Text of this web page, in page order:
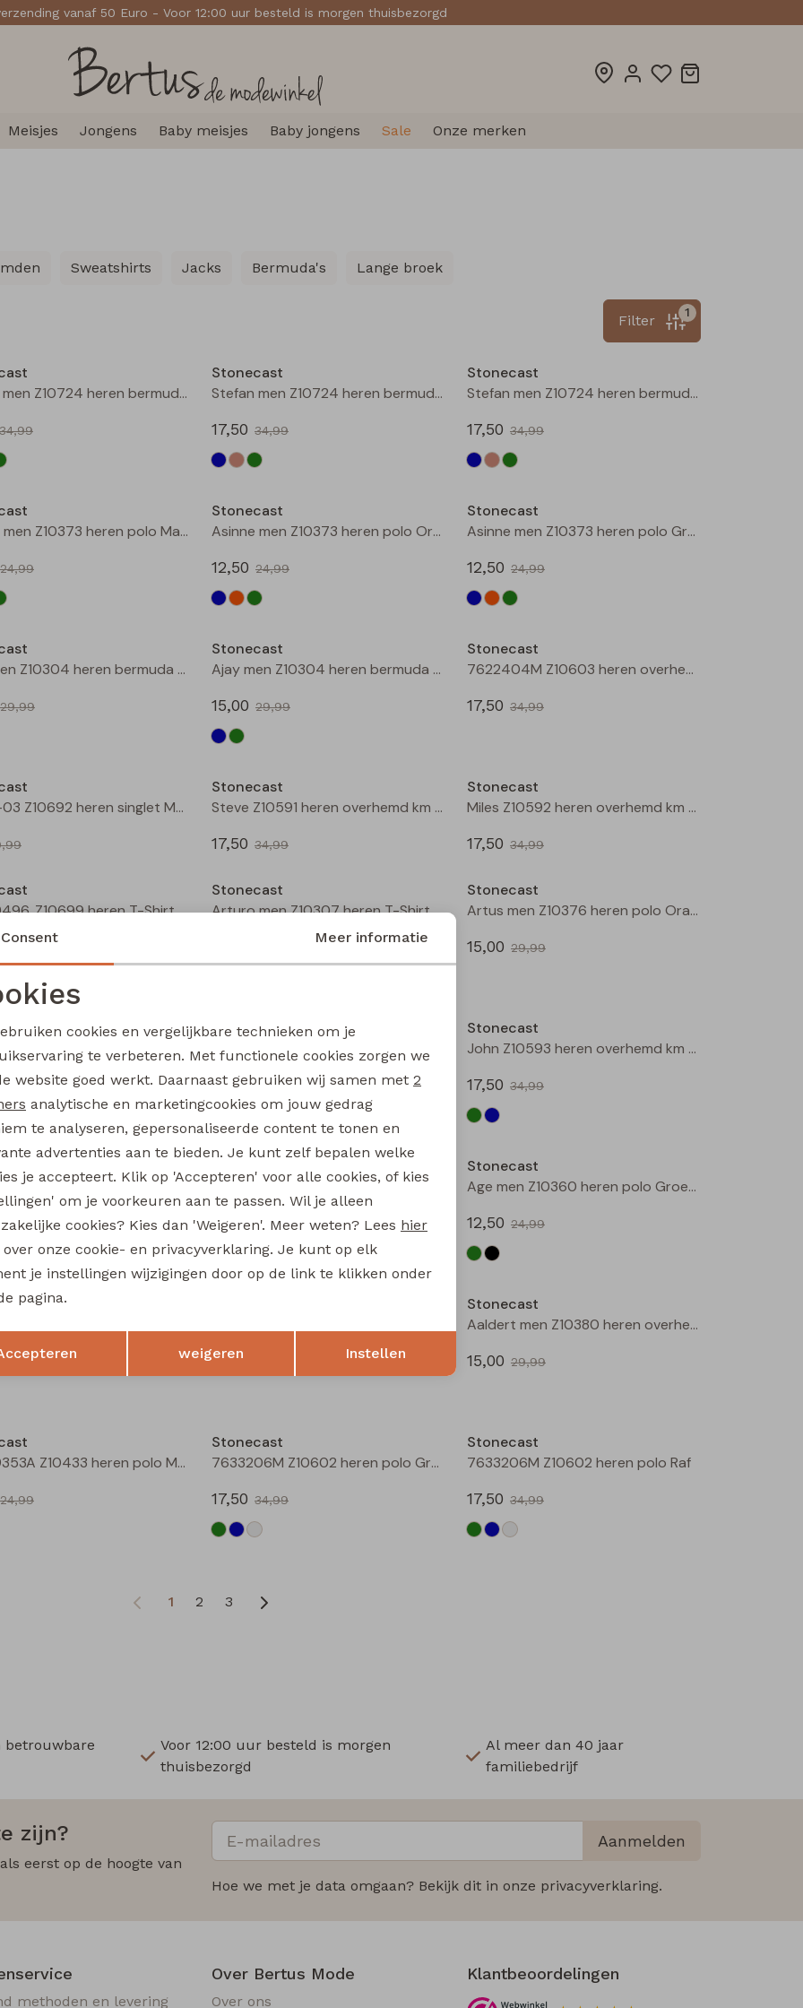
vanaf 50 Euro - Voor 12:00 uur besteld is morgen thuisbezorgd
Meisjes Jongens Baby meisjes Baby jongens Sale Onze merken
Sweatshirts Jacks Bermuda's Lange broek
1
Filter
Stefan men Z10724 heren bermuda Greyblue
34,99
Stonecast
Stefan men Z10724 heren bermuda Zand
17,50 34,99
Stonecast
Stefan men Z10724 heren bermuda Army
17,50 34,99
Asinne men Z10373 heren polo Marine
24,99
Stonecast
Asinne men Z10373 heren polo Oranje
12,50 24,99
Stonecast
Asinne men Z10373 heren polo Groen
12,50 24,99
Ajay men Z10304 heren bermuda Marine
29,99
Stonecast
Ajay men Z10304 heren bermuda Groen donker
15,00 29,99
Stonecast
7622404M Z10603 heren overhemd km Marine
17,50 34,99
M61SL-03 Z10692 heren singlet Marine
Stonecast
Steve Z10591 heren overhemd km Blauw
17,50 34,99
Stonecast
Miles Z10592 heren overhemd km Marine
17,50 34,99
MT-49496. Z10699 heren T-Shirt km raf/jeans
Stonecast
Arturo men Z10307 heren T-Shirt km Raf
Stonecast
Artus men Z10376 heren polo Oranje
15,00 29,99
69,99
Stonecast
17,50 34,99
Stonecast
John Z10593 heren overhemd km Marine
17,50 34,99
Sale
Mitch Z10594 heren overhemd km Marine
34,99
17,50 34,99
Stonecast
Age men Z10360 heren polo Groen mos
12,50 24,99
Sale
29,99
Sale
15,00
Stonecast
Aaldert men Z10380 heren overhemd km Bruin licht
15,00 29,99
MT-49353A Z10433 heren polo Marine
24,99
Stonecast
7633206M Z10602 heren polo Groen
17,50 34,99
Stonecast
7633206M Z10602 heren polo Raf
17,50 34,99
1 2 3
betrouwbare
Voor 12:00 uur besteld is morgen
thuisbezorgd
Al meer dan 40 jaar
familiebedrijf
zijn?
eerst op de hoogte van
Aanmelden
Hoe we met je data omgaan? Bekijk dit in onze privacyverklaring.
methoden en levering
Over Bertus Mode
Over ons
Klantbeoordelingen
cookies
cookies Marketing cookies
Terug Opslaan
Consent Meer informatie
cookies en vergelijkbare technieken om je
te verbeteren. Met functionele cookies zorgen we
website goed werkt. Daarnaast gebruiken wij samen met 2
analytische en marketingcookies om jouw gedrag
te analyseren, gepersonaliseerde content te tonen en
advertenties aan te bieden. Je kunt zelf bepalen welke
je accepteert. Klik op 'Accepteren' voor alle cookies, of kies
om je voorkeuren aan te passen. Wil je alleen
cookies? Kies dan 'Weigeren'. Meer weten? Lees hier
over onze cookie- en privacyverklaring. Je kunt op elk
je instellingen wijzigingen door op de link te klikken onder
pagina.
weigeren Instellen